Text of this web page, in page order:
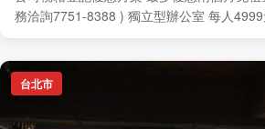
務洽詢7751-8388 ) 獨立型辦公室 每人
台北市